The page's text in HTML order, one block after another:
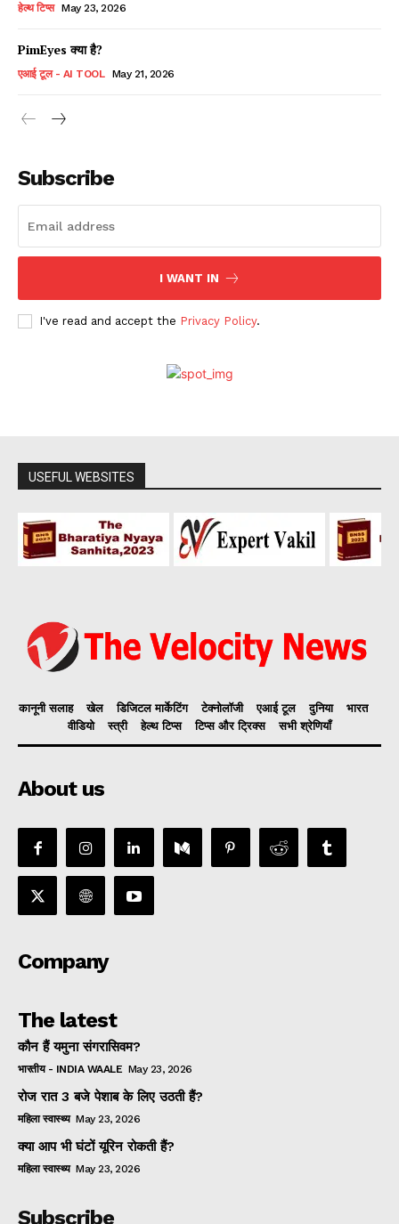
हेल्थ टिप्स May 23, 2026
PimEyes क्या है?
एआई टूल - AI TOOL May 21, 2026
Subscribe
I WANT IN
I've read and accept the Privacy Policy.
USEFUL WEBSITES
कानूनी सलाह खेल डिजिटल मार्केटिंग टेक्नोलॉजी एआई टूल दुनिया
भारत
वीडियो
स्त्री हेल्थ टिप्स टिप्स और ट्रिक्स सभी श्रेणियाँ
About us
Company
The latest
कौन हैं यमुना संगरासिवम?
भारतीय - INDIA WAALE May 23, 2026
रोज रात 3 बजे पेशाब के लिए उठती हैं?
महिला स्वास्थ्य May 23, 2026
क्या आप भी घंटों यूरिन रोकती हैं?
महिला स्वास्थ्य May 23, 2026
Subscribe